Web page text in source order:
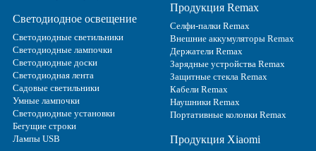
Светодиодное освещение
Светодиодные светильники
Светодиодные лампочки
Светодиодные доски
Светодиодная лента
Садовые светильники
Умные лампочки
Светодиодные установки
Бегущие строки
Лампы USB
Продукция Remax
Селфи-палки Remax
Внешние аккумуляторы Remax
Держатели Remax
Зарядные устройства Remax
Защитные стекла Remax
Кабели Remax
Наушники Remax
Портативные колонки Remax
Продукция Xiaomi